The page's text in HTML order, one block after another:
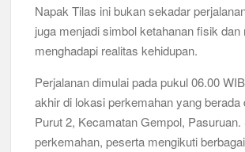
Musran X Kwarran Jabon Jadi Titik Awal
Pramuka yang Lebih Inovatif dan Progresif
Kerja
Napak Tilas ini bukan sekadar
juga menjadi simbol ketahanan fisik dan
menghadapi realitas kehidupan.
Perjalanan dimulai pada pukul 06.00
akhir di lokasi perkemahan yang berada
Purut 2, Kecamatan Gempol, Pasuruan.
perkemahan, peserta mengikuti